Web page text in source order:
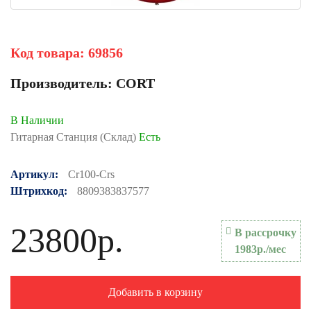
Код товара: 69856
Производитель: CORT
В Наличии
Гитарная Станция (Склад) Есть
Артикул:
Cr100-Crs
Штрихкод:
8809383837577
23800р.
В рассрочку
1983р./мес
Добавить в корзину